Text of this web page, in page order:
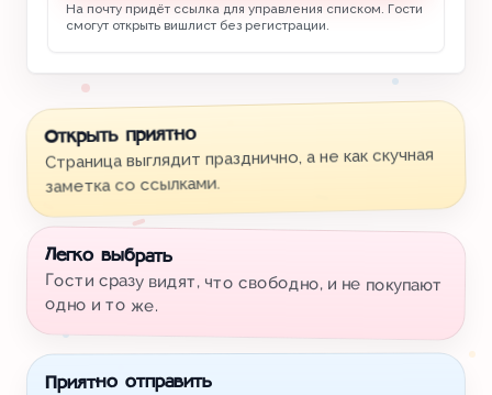
На почту придёт ссылка для управления списком. Гости
смогут открыть вишлист без регистрации.
Открыть приятно
Страница выглядит празднично, а не как скучная
заметка со ссылками.
Легко выбрать
Гости сразу видят, что свободно, и не покупают
одно и то же.
Приятно отправить